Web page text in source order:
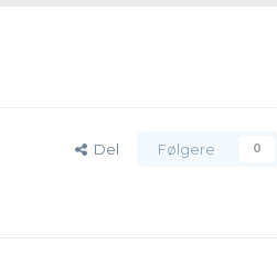
Del Følgere 0